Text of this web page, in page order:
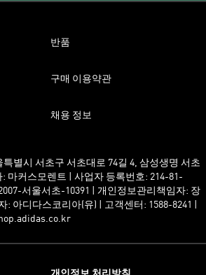
반품
구매 이용약관
채용 정보
별시 서초구 서초대로 74길 4, 삼성생명 서초
: 마커스모렌트 | 사업자 등록번호: 214-81-
서울서초-10391 | 개인정보관리책임자: 장
: 아디다스코리아(유) | 고객센터: 1588-8241 |